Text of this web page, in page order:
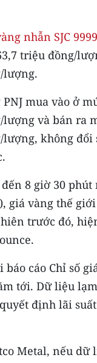
nhẫn SJC 9999
triệu đồng/
lượng.
PNJ mua vào ở
lượng và bán ra
lượng, không đổi
8 giờ 30 phút
giá vàng thế
trước đó,
cáo Chỉ số
tới. Dữ liệu
định lãi
Metal, nếu dữ